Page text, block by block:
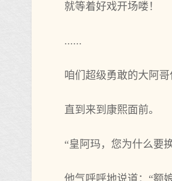
就等着好戏开场喽！
......
咱们超级勇敢的大阿哥
直到来到康熙面前。
“皇阿玛，您为什么要
他气呼呼地说道：“额